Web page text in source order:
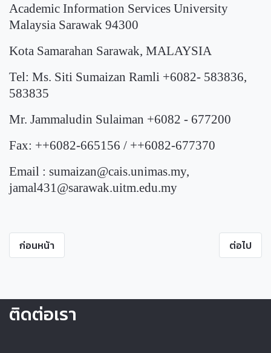
Academic Information Services University
Malaysia Sarawak 94300
Kota Samarahan Sarawak, MALAYSIA
Tel: Ms. Siti Sumaizan Ramli +6082- 583836,
583835
Mr. Jammaludin Sulaiman +6082 - 677200
Fax: ++6082-665156 / ++6082-677370
Email : sumaizan@cais.unimas.my,
jamal431@sarawak.uitm.edu.my
ก่อนหน้า ต่อไป
ติดต่อเรา